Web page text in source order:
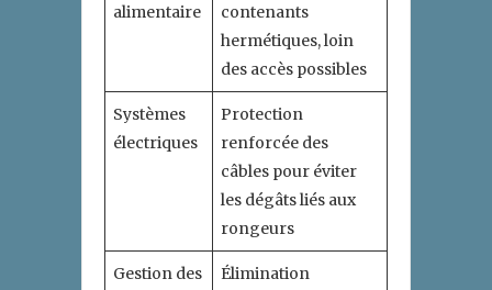
alimentaire
contenants
hermétiques, loin
des accès possibles
Systèmes
électriques
Protection
renforcée des
câbles pour éviter
les dégâts liés aux
rongeurs
Gestion des
Élimination